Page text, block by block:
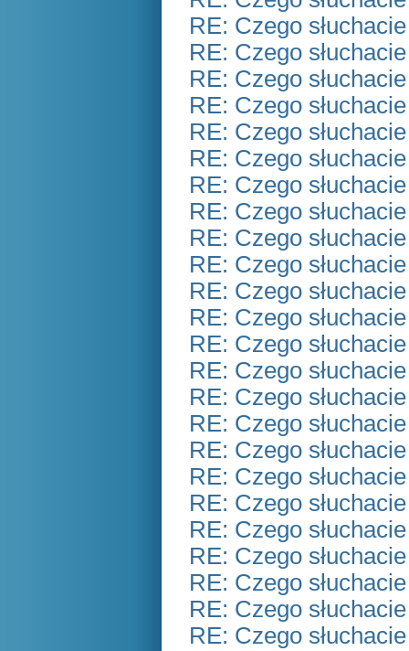
RE: Czego
RE: Czego
RE: Czego
RE: Czego
RE: Czego
RE: Czego
RE: Czego
RE: Czego
RE: Czego
RE: Czego
RE: Czego
RE: Czego
RE: Czego
RE: Czego
RE: Czego
RE: Czego
RE: Czego
RE: Czego
RE: Czego
RE: Czego
RE: Czego
RE: Czego
RE: Czego
RE: Czego